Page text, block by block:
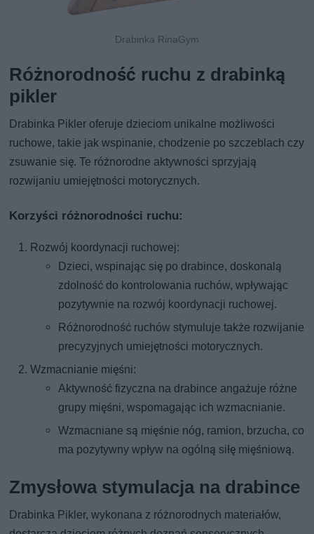
Drabinka RinaGym
Różnorodność ruchu z drabinką
pikler
Drabinka Pikler oferuje dzieciom unikalne możliwości
ruchowe, takie jak wspinanie, chodzenie po szczeblach czy
zsuwanie się. Te różnorodne aktywności sprzyjają
rozwijaniu umiejętności motorycznych.
Korzyści różnorodności ruchu:
Rozwój koordynacji ruchowej:
Dzieci, wspinając się po drabince, doskonalą
zdolność do kontrolowania ruchów, wpływając
pozytywnie na rozwój koordynacji ruchowej.
Różnorodność ruchów stymuluje także rozwijanie
precyzyjnych umiejętności motorycznych.
Wzmacnianie mięśni:
Aktywność fizyczna na drabince angażuje różne
grupy mięśni, wspomagając ich wzmacnianie.
Wzmacniane są mięśnie nóg, ramion, brzucha, co
ma pozytywny wpływ na ogólną siłę mięśniową.
Zmysłowa stymulacja na drabince
Drabinka Pikler, wykonana z różnorodnych materiałów,